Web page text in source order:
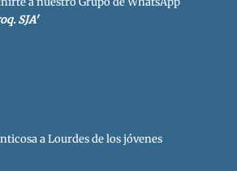
SJA'
a Lourdes de los jóvenes